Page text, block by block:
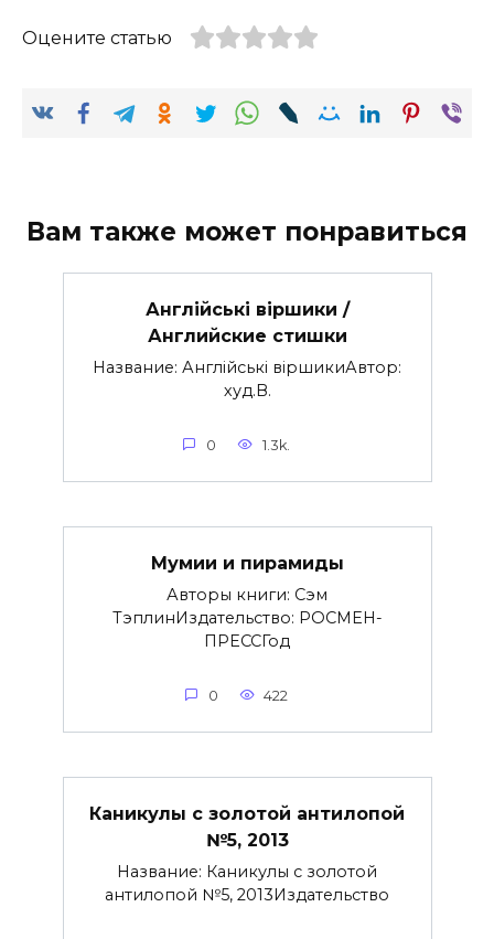
Оцените статью
Вам также может понравиться
Англійські віршики /
Английские стишки
Название: Англійські віршикиАвтор:
худ.В.
0 1.3k.
Мумии и пирамиды
Авторы книги: Сэм
ТэплинИздательство: РОСМЕН-
ПРЕССГод
0 422
Каникулы с золотой антилопой
№5, 2013
Название: Каникулы с золотой
антилопой №5, 2013Издательство